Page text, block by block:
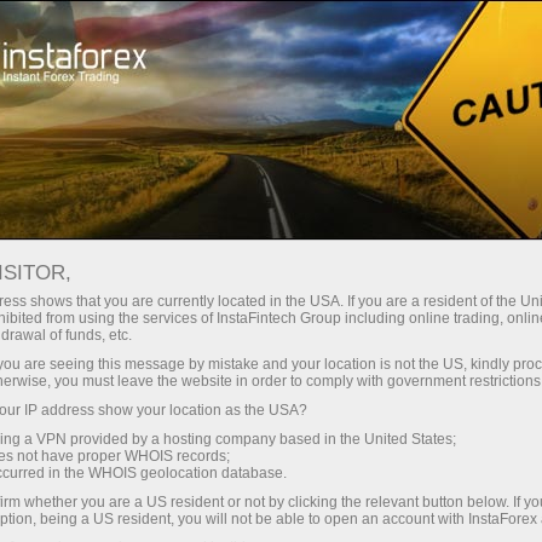
Трейдерам Форекс аналитика
Форекс ТВ
Форекс-ТВ: календарь
Календарь трейдера на 28 марта: В
тарифной игре Трампа победителей не
будет? (oz)
очиш
shows that you are currently located in the USA. If you are a resident of the
from using the services of InstaFintech Group including online trading,
of funds, etc.
are seeing this message by mistake and your location is not the US, kindly
you must leave the website in order to comply with government
IP address show your location as the USA?
a VPN provided by a hosting company based in the United States;
not have proper WHOIS records;
in the WHOIS geolocation database.
whether you are a US resident or not by clicking the relevant button below. If
being a US resident, you will not be able to open an account with InstaForex